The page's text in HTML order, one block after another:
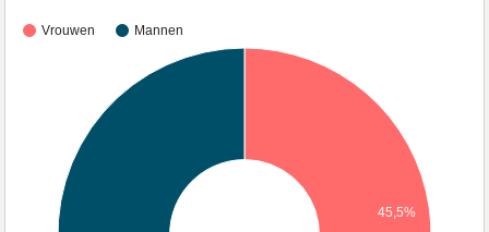
Vrouwen Mannen
45,5%